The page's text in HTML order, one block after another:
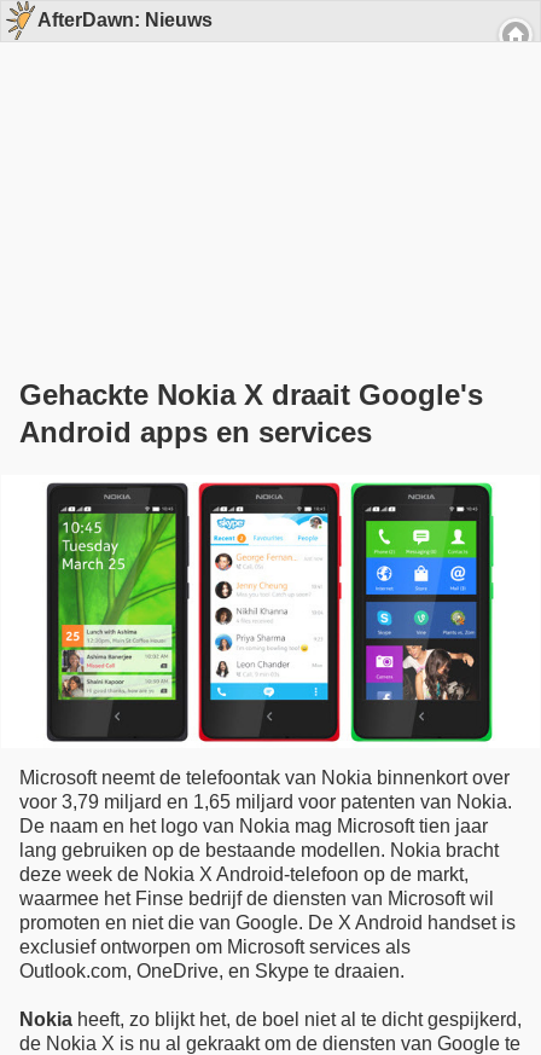
AfterDawn: Nieuws
Gehackte Nokia X draait Google's
Android apps en services
Microsoft neemt de telefoontak van Nokia binnenkort over
voor 3,79 miljard en 1,65 miljard voor patenten van Nokia.
De naam en het logo van Nokia mag Microsoft tien jaar
lang gebruiken op de bestaande modellen. Nokia bracht
deze week de Nokia X Android-telefoon op de markt,
waarmee het Finse bedrijf de diensten van Microsoft wil
promoten en niet die van Google. De X Android handset is
exclusief ontworpen om Microsoft services als
Outlook.com, OneDrive, en Skype te draaien.
Nokia heeft, zo blijkt het, de boel niet al te dicht gespijkerd,
de Nokia X is nu al gekraakt om de diensten van Google te